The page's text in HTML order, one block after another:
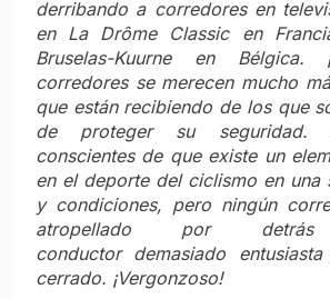
derribando a corredores en
en La Drôme Classic en
Bruselas-Kuurne en Bélgica.
corredores se merecen mucho
que están recibiendo de los que
de proteger su seguridad.
conscientes de que existe un
en el deporte del ciclismo en una
y condiciones, pero ningún
atropellado por
conductor demasiado
cerrado. ¡Vergonzoso!